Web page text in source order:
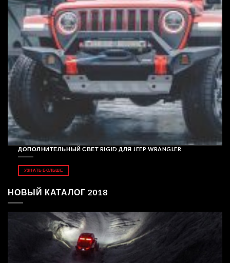
ДОПОЛНИТЕЛЬНЫЙ СВЕТ RIGID ДЛЯ JEEP WRANGLER
УЗНАТЬ БОЛЬШЕ
НОВЫЙ КАТАЛОГ 2018